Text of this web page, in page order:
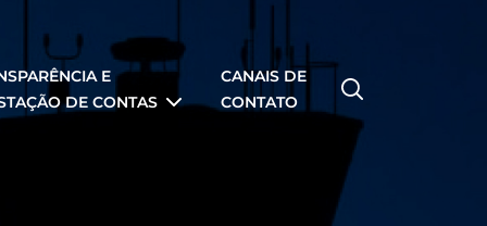
E
DE CONTAS
CANAIS DE
CONTATO